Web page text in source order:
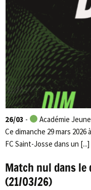
26/03 -
Académie
Ce dimanche 29 mars
FC Saint-Josse dans un [...]
Match nul dans le
(21/03/26)